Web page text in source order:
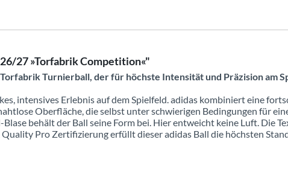
27 »Torfabrik Competition«"
Turnierball, der für höchste Intensität und Präzision am
intensives Erlebnis auf dem Spielfeld. adidas kombiniert eine
Oberfläche, die selbst unter schwierigen Bedingungen für
behält der Ball seine Form bei. Hier entweicht keine Luft. Die
Pro Zertifizierung erfüllt dieser adidas Ball die höchsten